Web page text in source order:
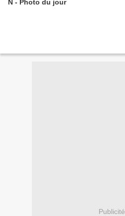
N - Photo du jour
Publicité